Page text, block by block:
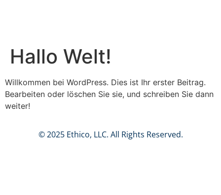
Hallo Welt!
Willkommen bei WordPress. Dies ist Ihr erster Beitrag.
Bearbeiten oder löschen Sie sie, und schreiben Sie dann
weiter!
© 2025 Ethico, LLC. All Rights Reserved.